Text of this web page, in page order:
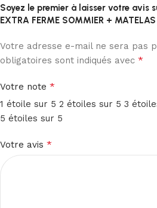
Soyez le premier à laisser votre avis
EXTRA FERME SOMMIER +
Votre adresse e-mail ne sera pas
obligatoires sont indiqués avec *
Votre note *
1 étoile sur 5 2 étoiles sur 5 3
5 étoiles sur 5
Votre avis *